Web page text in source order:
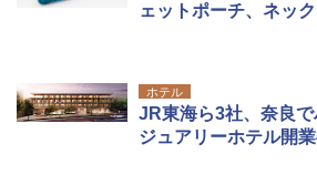
ポインターライト 強
USB充電式 高精度
可能 安全ロック付き
ンパクト多機能設計
ア/オフィス/教育現
ェットポーチ、ネッ
ホテル
JR東海ら3社、奈良
ジュアリーホテル開